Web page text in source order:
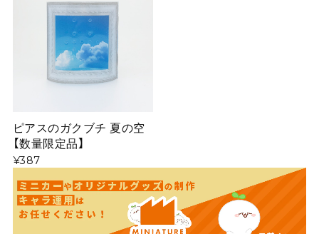
ピアスのガクブチ 夏の空
【数量限定品】
¥387